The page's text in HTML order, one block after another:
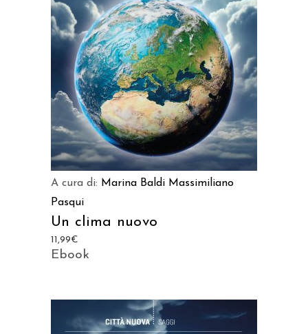
AGGIUNGI AL CARRELLO
A cura di: Marina Baldi Massimiliano
Pasqui
Un clima nuovo
11,99€
Ebook